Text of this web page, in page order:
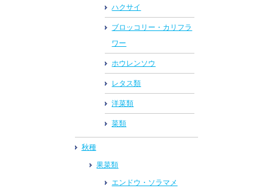
ハクサイ
ブロッコリー・カリフラ
ワー
ホウレンソウ
レタス類
洋菜類
菜類
秋種
果菜類
エンドウ・ソラマメ